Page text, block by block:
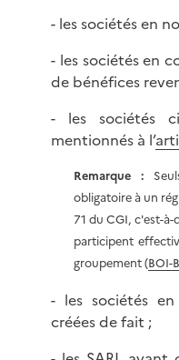
- les sociétés en
- les sociétés en
de bénéfices
- les sociétés
mentionnés à l’
Remarque :
obligatoire à un
71 du CGI, c'est-à-
participent
groupement (BOI-
- les sociétés
créées de fait ;